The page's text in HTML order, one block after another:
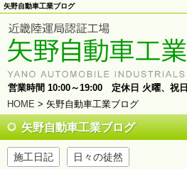
矢野自動車工業ブログ
営業時間 10:00～19:00 定休日 火曜、祝日
HOME > 矢野自動車工業ブログ
矢野自動車工業ブログ
施工日記 日々の徒然